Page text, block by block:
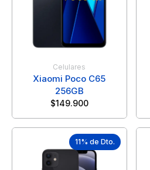
Celulares
Xiaomi Poco C65
256GB
$149.900
11% de Dto.